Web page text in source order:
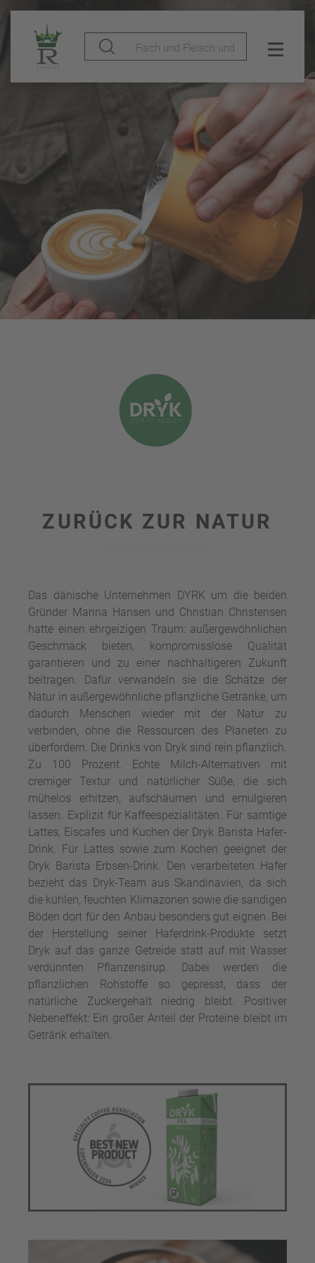
ZURÜCK ZUR NATUR
Das dänische Unternehmen DYRK um die beiden
Gründer Marina Hansen und Christian Christensen
hatte einen ehrgeizigen Traum: außergewöhnlichen
Geschmack bieten, kompromisslose Qualität
garantieren und zu einer nachhaltigeren Zukunft
beitragen. Dafür verwandeln sie die Schätze der
Natur in außergewöhnliche pflanzliche Getränke, um
dadurch Menschen wieder mit der Natur zu
verbinden, ohne die Ressourcen des Planeten zu
überfordern. Die Drinks von Dryk sind rein pflanzlich.
Zu 100 Prozent. Echte Milch-Alternativen mit
cremiger Textur und natürlicher Süße, die sich
mühelos erhitzen, aufschäumen und emulgieren
lassen. Explizit für Kaffeespezialitäten. Für samtige
Lattes, Eiscafes und Kuchen der Dryk Barista Hafer-
Drink. Für Lattes sowie zum Kochen geeignet der
Dryk Barista Erbsen-Drink. Den verarbeiteten Hafer
bezieht das Dryk-Team aus Skandinavien, da sich
die kühlen, feuchten Klimazonen sowie die sandigen
Böden dort für den Anbau besonders gut eignen. Bei
der Herstellung seiner Haferdrink-Produkte setzt
Dryk auf das ganze Getreide statt auf mit Wasser
verdünnten Pflanzensirup. Dabei werden die
pflanzlichen Rohstoffe so gepresst, dass der
natürliche Zuckergehalt niedrig bleibt. Positiver
Nebeneffekt: Ein großer Anteil der Proteine bleibt im
Getränk erhalten.